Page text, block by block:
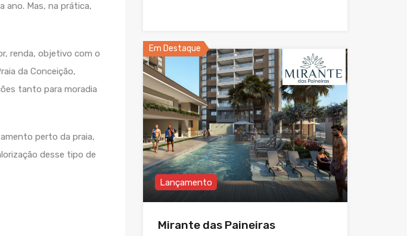
ano. Mas, na prática,
renda, objetivo com o
da Conceição,
tanto para moradia
perto da praia,
desse tipo de
Em Destaque
Lançamento
Mirante das Paineiras